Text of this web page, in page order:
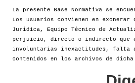
La presente Base Normativa se
Los usuarios convienen en
Jurídica, Equipo Técnico de
perjuicio, directo o indirecto que
involuntarias inexactitudes, falta
contenidos en los archivos de dicha